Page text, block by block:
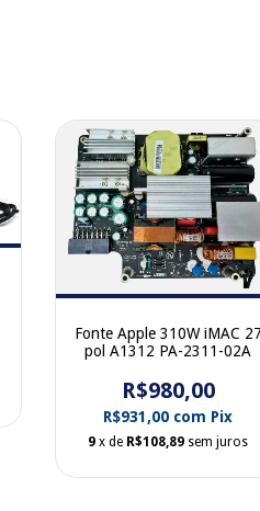
Fonte Apple 310W iMAC 27
pol A1312 PA-2311-02A
R$980,00
R$931,00 com Pix
9 x de R$108,89 sem juros